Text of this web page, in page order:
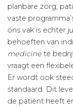
planbare zorg;
vaste
ons vak is echter
behoeften van
medicine te
vraagt een
Er wordt ook
standaard. Dit
de patiënt heeft